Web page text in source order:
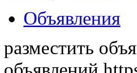
Объявления
разместить